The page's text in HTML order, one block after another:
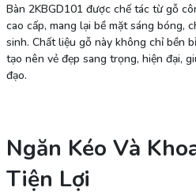
Bàn 2KBGD101 được chế tác từ gỗ
cao cấp, mang lại bề mặt sáng bóng,
sinh. Chất liệu gỗ này không chỉ bền
tạo nên vẻ đẹp sang trọng, hiện đại,
đạo.
Ngăn Kéo Và
Tiện Lợi